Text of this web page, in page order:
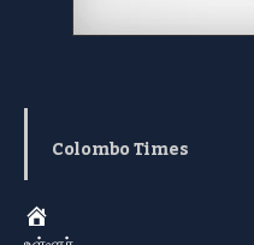
Colombo Times